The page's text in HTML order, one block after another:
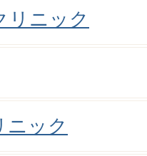
リニック
ニック